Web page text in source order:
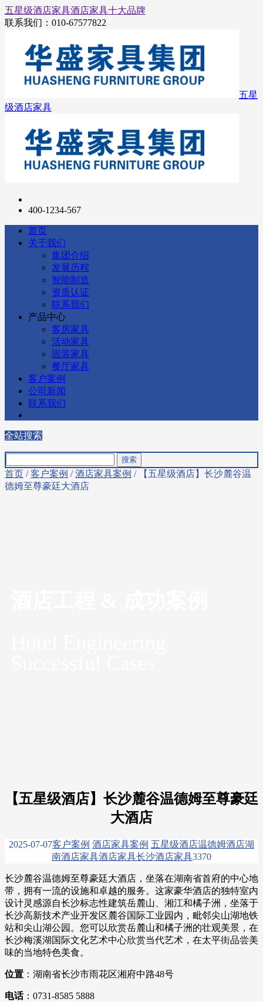
五星级酒店家具酒店家具十大品牌
联系我们： 010-67577822
五星
级酒店家具
400-1234-567
首页
关于我们
集团介绍
发展历程
智能制造
资质认证
联系我们
产品中心
客房家具
活动家具
固装家具
餐厅家具
客户案例
公司新闻
联系我们
全站搜索
首页 /客户案例 /酒店家具案例 / 【五星级酒店】长沙麓谷温
德姆至尊豪廷大酒店
【五星级酒店】长沙麓谷温德姆至尊豪廷
大酒店
2025-07-07客户案例 酒店家具案例 五星级酒店温德姆酒店湖
南酒店家具酒店家具长沙酒店家具3370
长沙麓谷温德姆至尊豪廷大酒店，坐落在湖南省首府的中心地
带，拥有一流的设施和卓越的服务。这家豪华酒店的独特室内
设计灵感源自长沙标志性建筑岳麓山、湘江和橘子洲，坐落于
长沙高新技术产业开发区麓谷国际工业园内，毗邻尖山湖地铁
站和尖山湖公园。您可以欣赏岳麓山和橘子洲的壮观美景，在
长沙梅溪湖国际文化艺术中心欣赏当代艺术，在太平街品尝美
味的当地特色美食。
位置​ ​：湖南省长沙市雨花区湘府中路48号
电话：0731-8585 5888